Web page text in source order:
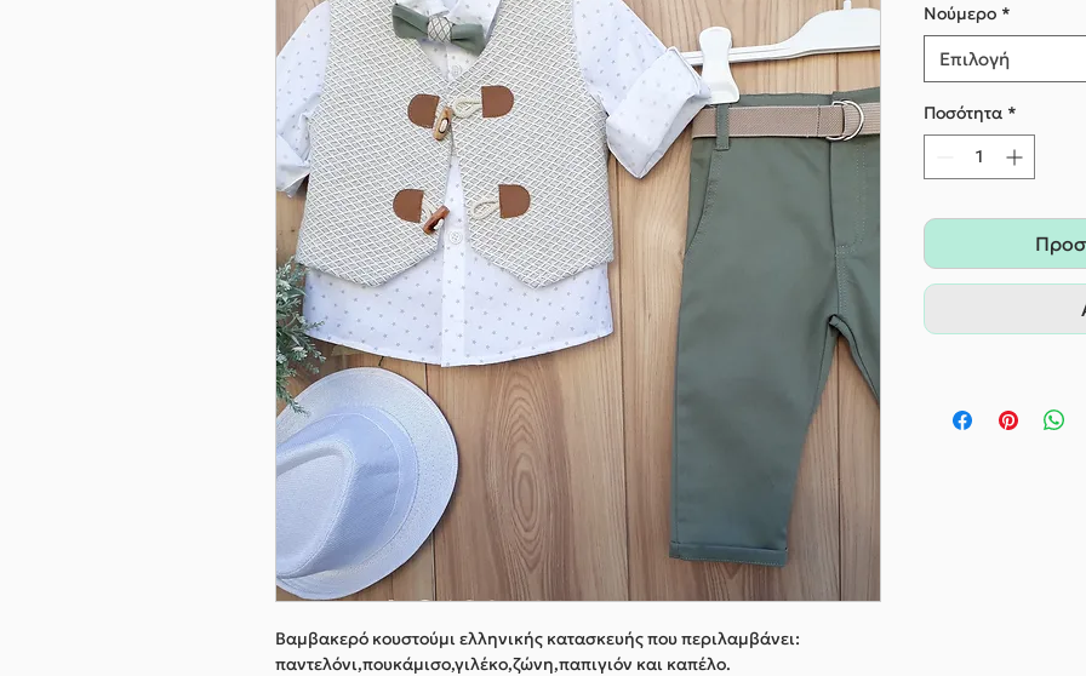
Βαμβακερό κουστούμι ελληνικής κατασκευής που περιλαμβάνει:
παντελόνι,πουκάμισο,γιλέκο,ζώνη,παπιγιόν και καπέλο.
Nούμερο *
Επιλογή
Ποσότητα *